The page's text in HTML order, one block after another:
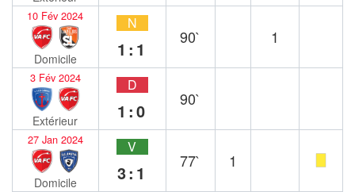
10 Fév 2024
Domicile
N
1:1
90` 1
3 Fév 2024
Extérieur
D
1:0
90`
27 Jan 2024
Domicile
V
3:1
77` 1